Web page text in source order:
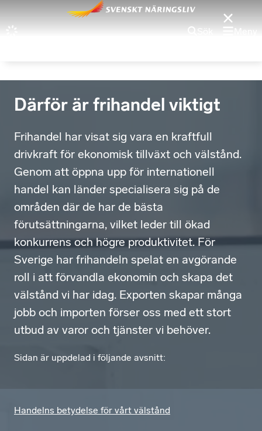
Sök Meny
Därför är frihandel viktigt
Frihandel har visat sig vara en kraftfull
drivkraft för ekonomisk tillväxt och välstånd.
Genom att öppna upp för internationell
handel kan länder specialisera sig på de
områden där de har de bästa
förutsättningarna, vilket leder till ökad
konkurrens och högre produktivitet. För
Sverige har frihandeln spelat en avgörande
roll i att förvandla ekonomin och skapa det
välstånd vi har idag. Exporten skapar många
jobb och importen förser oss med ett stort
utbud av varor och tjänster vi behöver.
Sidan är uppdelad i följande avsnitt:
Handelns betydelse för vårt välstånd